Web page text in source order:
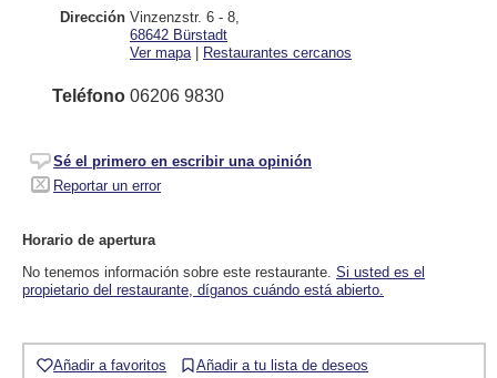
Dirección Vinzenzstr. 6 - 8
68642 Bürstadt
Ver mapa | Restaurantes cercanos
Teléfono 06206 9830
Sé el primero en escribir una opinión
Reportar un error
Horario de apertura
No tenemos información sobre este restaurante. Si usted es el
propietario del restaurante, díganos cuándo está abierto.
Añadir a favoritos Añadir a tu lista de deseos